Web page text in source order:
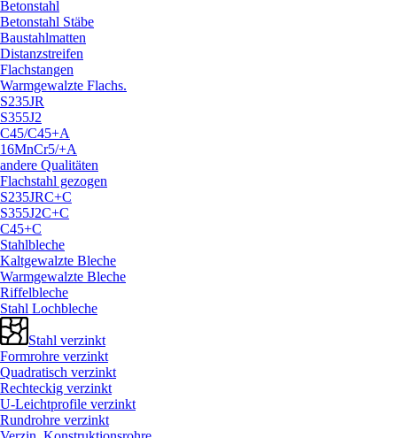
Betonstahl
Betonstahl Stäbe
Baustahlmatten
Distanzstreifen
Flachstangen
Warmgewalzte Flachs.
S235JR
S355J2
C45/C45+A
16MnCr5/+A
andere Qualitäten
Flachstahl gezogen
S235JRC+C
S355J2C+C
C45+C
Stahlbleche
Kaltgewalzte Bleche
Warmgewalzte Bleche
Riffelbleche
Stahl Lochbleche
Stahl verzinkt
Formrohre verzinkt
Quadratisch verzinkt
Rechteckig verzinkt
U-Leichtprofile verzinkt
Rundrohre verzinkt